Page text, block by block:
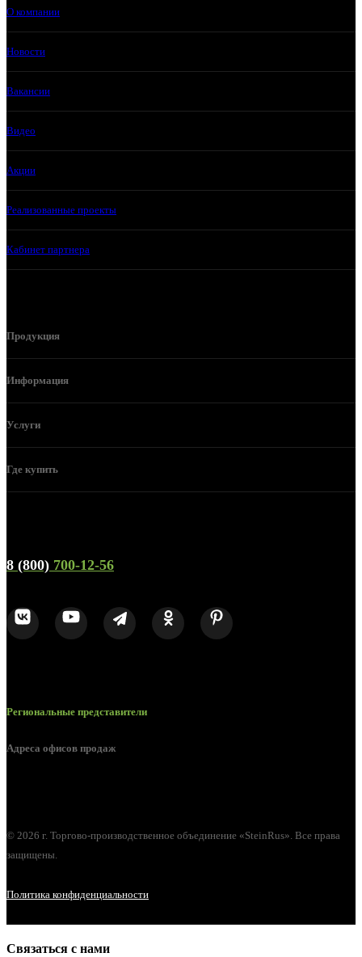
О компании
Новости
Вакансии
Видео
Акции
Реализованные проекты
Кабинет партнера
Продукция
Информация
Услуги
Где купить
8 (800) 700-12-56
Региональные представители
Адреса офисов продаж
© 2026 г. Торгово-производственное объединение «SteinRus». Все права
защищены.
Политика конфиденциальности
Связаться с нами